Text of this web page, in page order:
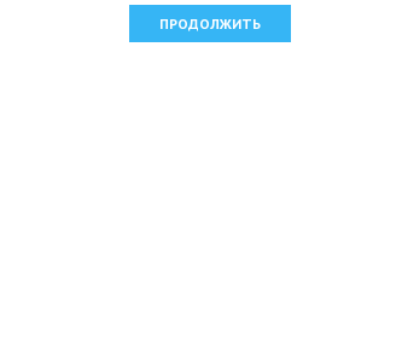
ПРОДОЛЖИТЬ